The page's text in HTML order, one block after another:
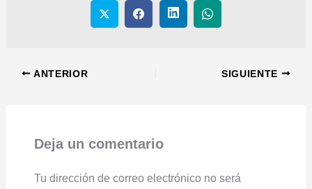
ANTERIOR SIGUIENTE
Deja un comentario
Tu dirección de correo electrónico no será